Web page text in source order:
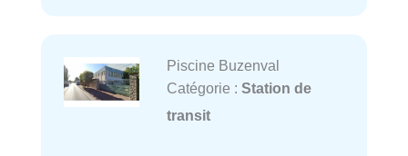
Piscine Buzenval
Catégorie : Station de
transit